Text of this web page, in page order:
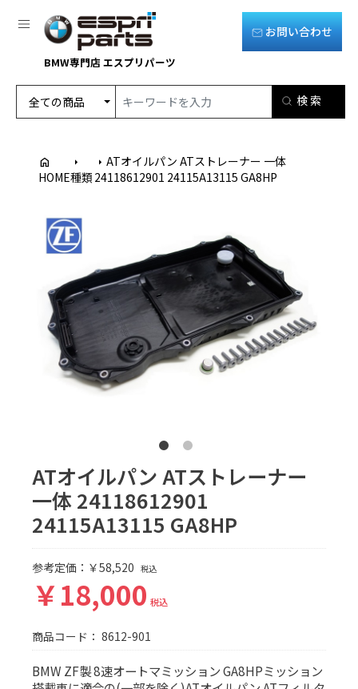
BMW専門店 エスプリパーツ
お問い合わせ
home
HOME
arrow_right
種類
arrow_rightATオイルパン ATストレーナー 一体
24118612901 24115A13115 GA8HP
ATオイルパン ATストレーナー
一体 24118612901
24115A13115 GA8HP
参考定価：￥58,520 税込
￥18,000 税込
商品コード： 8612-901
BMW ZF製 8速オートマミッション GA8HPミッション